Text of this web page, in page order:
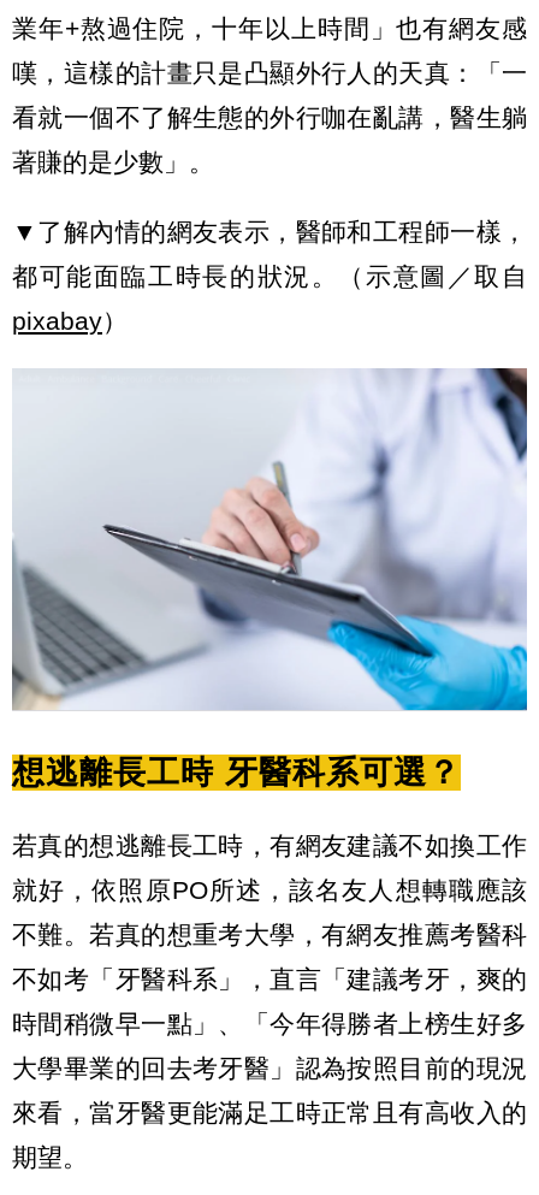
業年+熬過住院，十年以上時間」也有網友感
嘆，這樣的計畫只是凸顯外行人的天真：「一
看就一個不了解生態的外行咖在亂講，醫生躺
著賺的是少數」。
▼了解內情的網友表示，醫師和工程師一樣，
都可能面臨工時長的狀況。（示意圖／取自
pixabay）
想逃離長工時 牙醫科系可選？
若真的想逃離長工時，有網友建議不如換工作
就好，依照原PO所述，該名友人想轉職應該
不難。若真的想重考大學，有網友推薦考醫科
不如考「牙醫科系」，直言「建議考牙，爽的
時間稍微早一點」、「今年得勝者上榜生好多
大學畢業的回去考牙醫」認為按照目前的現況
來看，當牙醫更能滿足工時正常且有高收入的
期望。